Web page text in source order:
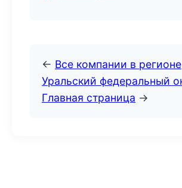
← Все компании в регионе
Уральский федеральный
Главная страница →